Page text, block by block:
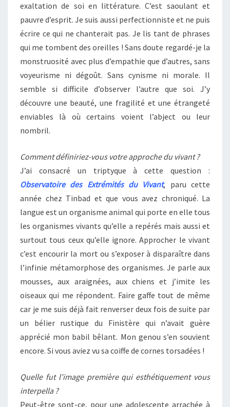
exaltation de soi en littérature. C’est saoulant et
pauvre d’esprit. Je suis aussi perfectionniste et ne puis
écrire ce qui ne chanterait pas. Je lis tant de phrases
qui me tombent des oreilles ! Sans doute regardé-je la
monstruosité avec plus d’empathie que d’autres, sans
voyeurisme ni dégoût. Sans cynisme ni morale. Il
semble si difficile d’observer l’autre que soi. J’y
découvre une beauté, une fragilité et une étrangeté
enviables là où certains voient l’abject ou leur
nombril.
Comment définiriez-vous votre approche du vivant ?
J’ai consacré un triptyque à cette question :
Observatoire des Extrémités du Vivant, paru cette
année chez Tinbad et que vous avez chroniqué. La
langue est un organisme animal qui porte en elle tous
les organismes vivants qu’elle a repérés mais aussi et
surtout tous ceux qu’elle ignore. Approcher le vivant
c’est encourir la mort ou s’exposer à disparaître dans
l’infinie métamorphose des organismes. Je parle aux
mousses, aux araignées, aux chiens et j’imite les
oiseaux qui me répondent. Faire gaffe tout de même
car je me suis déjà fait renverser deux fois de suite par
un bélier rustique du Finistère qui n’avait guère
apprécié mon babil bêlant. Mon genou s’en souvient
encore. Si vous aviez vu sa coiffe de cornes torsadées !
Quelle fut l’image première qui esthétiquement vous
interpella ?
Peut-être sont-ce, pour une adolescente arrachée à